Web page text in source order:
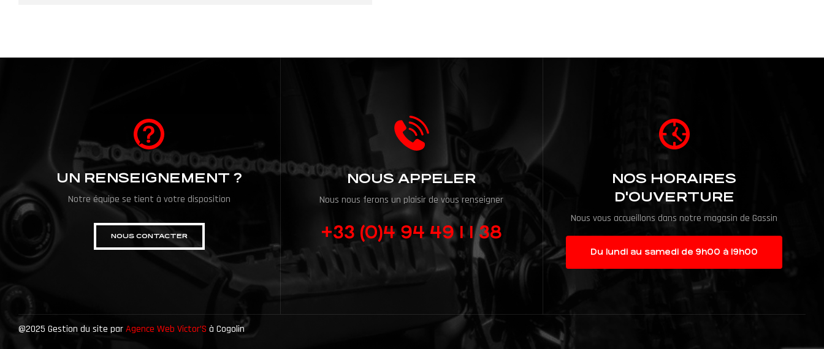
UN RENSEIGNEMENT ?
Notre équipe se tient à votre disposition
NOUS CONTACTER
NOUS APPELER
Nous nous ferons un plaisir de vous renseigner
+33 (0)4 94 49 1 1 38
NOS HORAIRES
D'OUVERTURE
Nous vous accueillons dans notre magasin de Gassin
Du lundi au samedi de 9h00 à 19h00
@2025 Gestion du site parAgence Web Victor’S à Cogolin